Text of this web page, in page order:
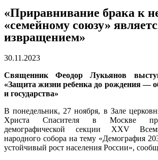
«Приравнивание брака к
«семейному союзу»
извращением»
30.11.2023
Священник Феодор Лукьянов
«Защита жизни ребенка до рождения —
и государства»
В понедельник, 27 ноября, в Зале
Христа Спасителя в Москве
демографической секции XXV
народного собора на тему «Демография
устойчивый рост населения России»,